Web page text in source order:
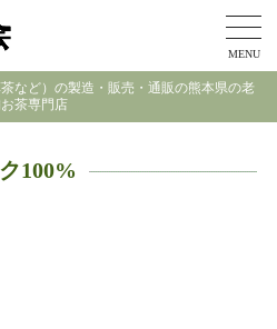
MENU
など）の製造・販売・通販の熊本県の老
茶専門店
100%